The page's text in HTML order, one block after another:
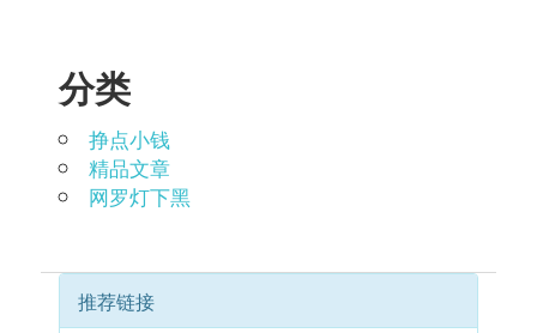
分类
挣点小钱
精品文章
网罗灯下黑
推荐链接